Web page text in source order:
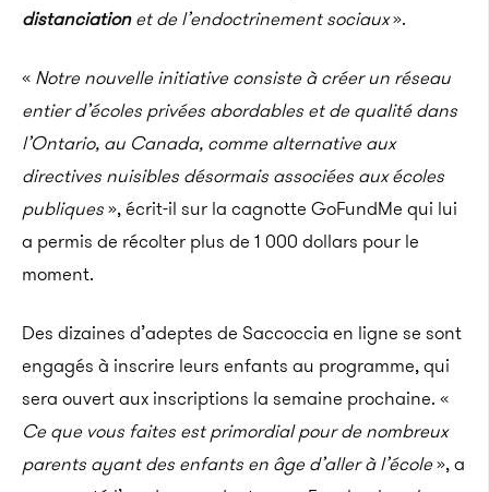
distanciationet de l’endoctrinement sociaux».
« Notre nouvelle initiative consiste à créer un réseau
entier d’écoles privées abordables et de qualité dans
l’Ontario, au Canada, comme alternative aux
directives nuisibles désormais associées aux écoles
publiques», écrit-il sur la cagnotte GoFundMe qui lui
a permis de récolter plus de 1 000 dollars pour le
moment.
Des dizaines d’adeptes de Saccoccia en ligne se sont
engagés à inscrire leurs enfants au programme, qui
sera ouvert aux inscriptions la semaine prochaine. «
Ce que vous faites est primordial pour de nombreux
parents ayant des enfants en âge d’aller à l’école», a